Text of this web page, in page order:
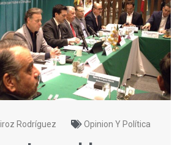
Rodríguez Opinion Y Política